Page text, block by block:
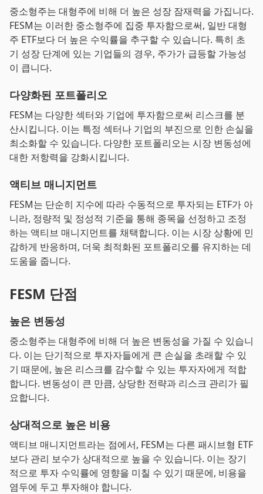
중소형주는 대형주에 비해 더 높은 성장 잠재력을 가집니다.
FESM는 이러한 중소형주에 집중 투자함으로써, 일반 대형
주 ETF보다 더 높은 수익률을 추구할 수 있습니다. 특히 초
기 성장 단계에 있는 기업들의 경우, 주가가 급등할 가능성
이 큽니다.
다양화된 포트폴리오
FESM는 다양한 섹터와 기업에 투자함으로써 리스크를 분
산시킵니다. 이는 특정 섹터나 기업의 부진으로 인한 손실을
최소화할 수 있습니다. 다양한 포트폴리오는 시장 변동성에
대한 저항력을 강화시킵니다.
액티브 매니지먼트
FESM는 단순히 지수에 따라 수동적으로 투자되는 ETF가 아
니라, 정량적 및 정성적 기준을 통해 종목을 선정하고 조정
하는 액티브 매니지먼트를 채택합니다. 이는 시장 상황에 민
감하게 반응하며, 더욱 최적화된 포트폴리오를 유지하는 데
도움을 줍니다.
FESM 단점
높은 변동성
중소형주는 대형주에 비해 더 높은 변동성을 가질 수 있습니
다. 이는 단기적으로 투자자들에게 큰 손실을 초래할 수 있
기 때문에, 높은 리스크를 감수할 수 있는 투자자에게 적합
합니다. 변동성이 큰 만큼, 상당한 전략과 리스크 관리가 필
요합니다.
상대적으로 높은 비용
액티브 매니지먼트라는 점에서, FESM는 다른 패시브형 ETF
보다 관리 보수가 상대적으로 높을 수 있습니다. 이는 장기
적으로 투자 수익률에 영향을 미칠 수 있기 때문에, 비용을
염두에 두고 투자해야 합니다.